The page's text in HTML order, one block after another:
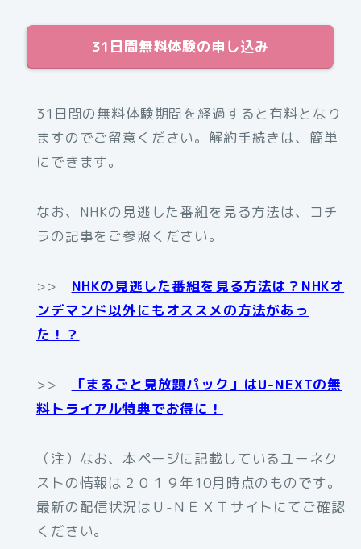
31日間無料体験の申し込み
31日間の無料体験期間を経過すると有料となり
ますのでご留意ください。解約手続きは、簡単
にできます。
なお、NHKの見逃した番組を見る方法は、コチ
ラの記事をご参照ください。
>> NHKの見逃した番組を見る方法は？NHKオ
ンデマンド以外にもオススメの方法があっ
た！？
>>
「まるごと見放題パック」はU-NEXTの無
料トライアル特典でお得に！
（注）なお、本ページに記載しているユーネク
ストの情報は２０１９年10月時点のものです。
最新の配信状況はＵ-ＮＥＸＴサイトにてご確認
ください。